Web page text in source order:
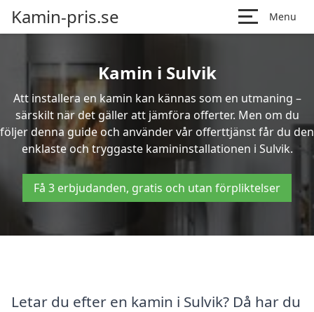
Kamin-pris.se Menu
Kamin i Sulvik
Att installera en kamin kan kännas som en utmaning –
särskilt när det gäller att jämföra offerter. Men om du
följer denna guide och använder vår offerttjänst får du den
enklaste och tryggaste kamininstallationen i Sulvik.
Få 3 erbjudanden, gratis och utan förpliktelser
Letar du efter en kamin i Sulvik? Då har du